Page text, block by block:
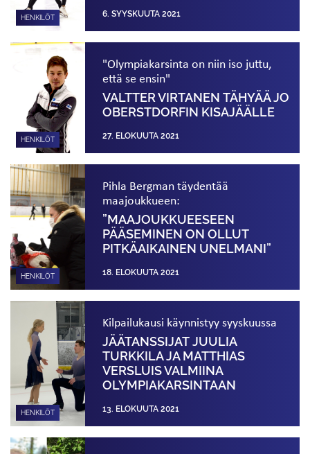
HENKILÖT 6. SYYSKUUTA 2021
HENKILÖT
"Olympiakarsinta on niin iso juttu,
että se ensin"
VALTTER VIRTANEN TÄHYÄÄ JO
OBERSTDORFIN KISAJÄÄLLE
27. ELOKUUTA 2021
HENKILÖT
Pihla Bergman täydentää
maajoukkueen:
”MAAJOUKKUEESEEN
PÄÄSEMINEN ON OLLUT
PITKÄAIKAINEN UNELMANI”
18. ELOKUUTA 2021
HENKILÖT
Kilpailukausi käynnistyy syyskuussa
JÄÄTANSSIJAT JUULIA
TURKKILA JA MATTHIAS
VERSLUIS VALMIINA
OLYMPIAKARSINTAAN
13. ELOKUUTA 2021